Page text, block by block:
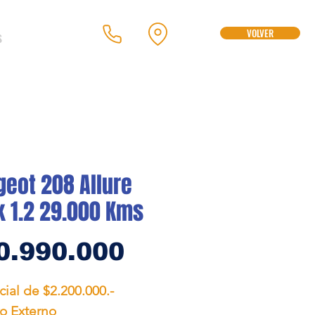
VOLVER
208 Allure
1.2 29.000 Kms
de $2.200.000.-
Externo